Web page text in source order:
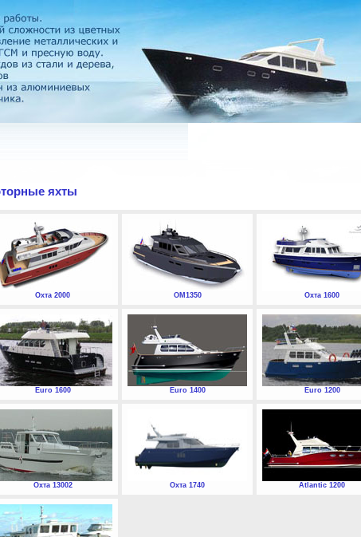
яхты
Охта 2000 ОМ1350 Охта 1600
Euro 1600 Euro 1400 Euro 1200
Охта 13002 Охта 1740 Atlantic 1200